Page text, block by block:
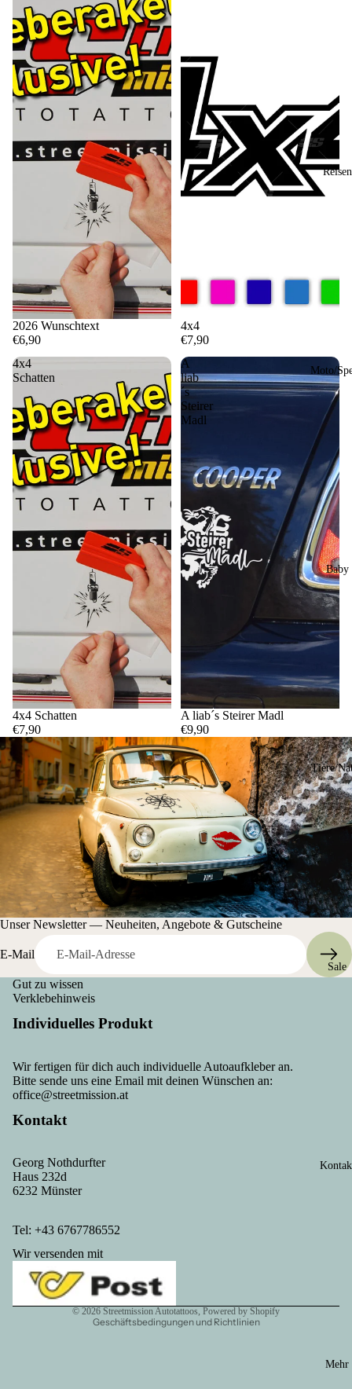
Reisen
Moto/
Baby
Tiere/
Sale
Mehr
2026 Wunschtext
€6,90
4x4
€7,90
4x4
Schatten
4x4 Schatten
€7,90
A
liab
´s
Steirer
Madl
A liab´s Steirer Madl
€9,90
Unser Newsletter — Neuheiten, Angebote & Gutscheine
E-Mail
Gut zu wissen
Verklebehinweis
Individuelles Produkt
Wir fertigen für dich auch individuelle Autoaufkleber an.
Bitte sende uns eine Email mit deinen Wünschen an:
office@streetmission.at
Kontakt
Georg Nothdurfter
Haus 232d
6232 Münster
Tel: +43 6767786552
Wir versenden mit
© 2026 Streetmission Autotattoos, Powered by Shopify
Geschäftsbedingungen und Richtlinien
Datenschutzerklärung
AGB
Versand
Impressum
Widerrufsrecht